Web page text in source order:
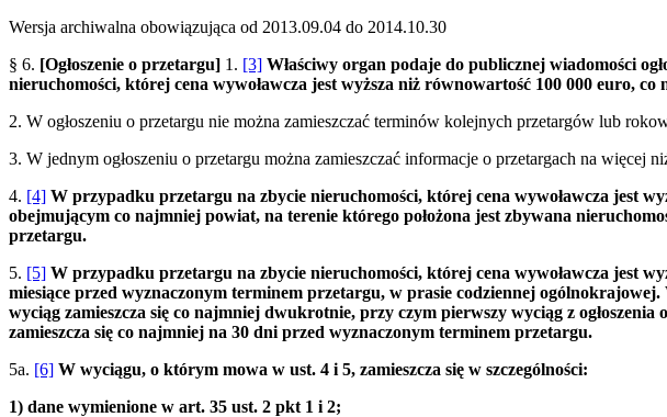
Wersja archiwalna obowiązująca od 2013.09.04 do 2014.10.30
§ 6. [Ogłoszenie o przetargu] 1. [3] Właściwy organ podaje do publicznej wiadomości
nieruchomości, której cena wywoławcza jest wyższa niż równowartość 100 000 euro,
2. W ogłoszeniu o przetargu nie można zamieszczać terminów kolejnych przetargów lub
3. W jednym ogłoszeniu o przetargu można zamieszczać informacje o przetargach na więcej
4. [4] W przypadku przetargu na zbycie nieruchomości, której cena wywoławcza jest
obejmującym co najmniej powiat, na terenie którego położona jest zbywana
przetargu.
5. [5] W przypadku przetargu na zbycie nieruchomości, której cena wywoławcza jest
miesiące przed wyznaczonym terminem przetargu, w prasie codziennej
wyciąg zamieszcza się co najmniej dwukrotnie, przy czym pierwszy wyciąg z
zamieszcza się co najmniej na 30 dni przed wyznaczonym terminem przetargu.
5a. [6] W wyciągu, o którym mowa w ust. 4 i 5, zamieszcza się w szczególności:
1) dane wymienione w art. 35 ust. 2 pkt 1 i 2;